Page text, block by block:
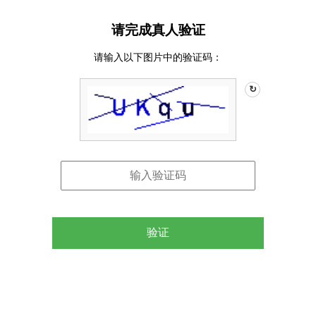
请完成真人验证
请输入以下图片中的验证码：
↻
验证